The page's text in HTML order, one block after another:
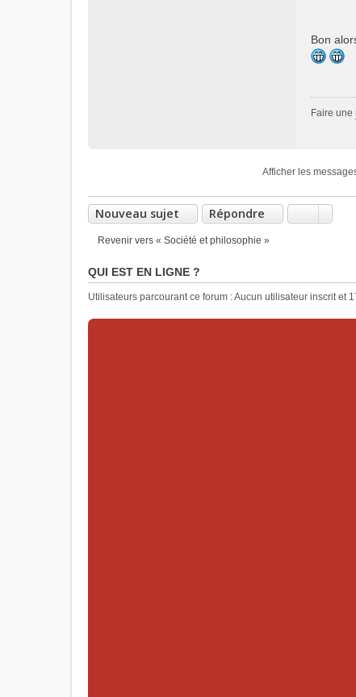
Bon
Faire une
Afficher les
Nouveau sujet Répondre
Revenir vers « Société et philosophie »
QUI EST EN LIGNE ?
Utilisateurs parcourant ce forum : Aucun utilisateur inscrit et